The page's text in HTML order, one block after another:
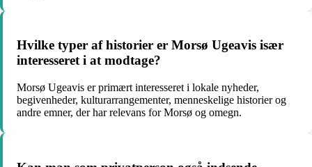
Hvilke typer af historier er Morsø Ugeavis især
interesseret i at modtage?
Morsø Ugeavis er primært interesseret i lokale nyheder,
begivenheder, kulturarrangementer, menneskelige historier og
andre emner, der har relevans for Morsø og omegn.